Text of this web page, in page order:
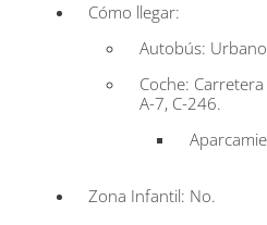
Cómo llegar:
Autobús:
Coche:
A-7, C-246.
Zona Infantil: No.